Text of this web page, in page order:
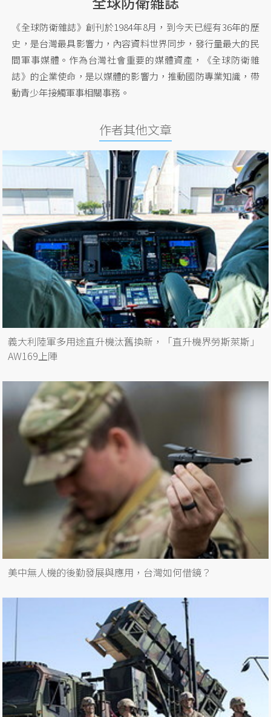
《全球防衛雜誌》創刊於1984年8月，到今天已經有36年的歷
史，是台灣最具影響力，內容資料世界同步，發行量最大的民
間軍事媒體。作為台灣社會重要的媒體資產，《全球防衛雜
誌》的企業使命，是以媒體的影響力，推動國防專業知識，帶
動青少年接觸軍事相關事務。
作者其他文章
義大利陸軍多用途直升機汰舊換新，「直升機界勞斯萊斯」
AW169上陣
美中無人機的後勤發展與應用，台灣如何借鏡？